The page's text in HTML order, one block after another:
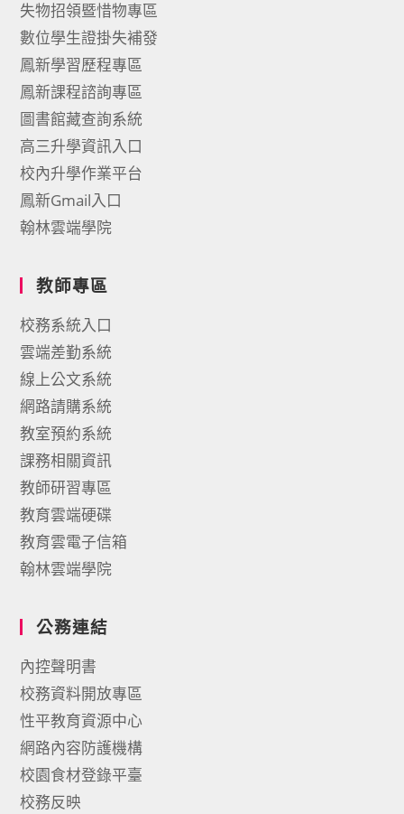
失物招領暨惜物專區
數位學生證掛失補發
鳳新學習歷程專區
鳳新課程諮詢專區
圖書館藏查詢系統
高三升學資訊入口
校內升學作業平台
鳳新Gmail入口
翰林雲端學院
教師專區
校務系統入口
雲端差勤系統
線上公文系統
網路請購系統
教室預約系統
課務相關資訊
教師研習專區
教育雲端硬碟
教育雲電子信箱
翰林雲端學院
公務連結
內控聲明書
校務資料開放專區
性平教育資源中心
網路內容防護機構
校園食材登錄平臺
校務反映